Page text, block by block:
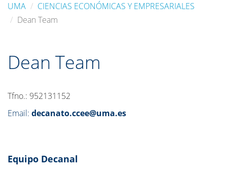
UMA
CIENCIAS ECONÓMICAS Y EMPRESARIALES
Dean Team
Dean Team
Tfno.: 952131152
Email: decanato.ccee@uma.es
Equipo Decanal